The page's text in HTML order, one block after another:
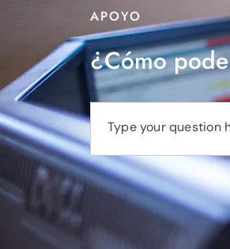
APOYO
¿Cómo
Type your question